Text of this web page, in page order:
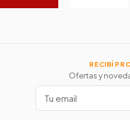
RECIBÍ
Ofertas y